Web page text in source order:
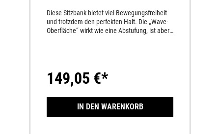
Diese Sitzbank bietet viel Bewegungsfreiheit
und trotzdem den perfekten Halt. Die „Wave-
Oberfläche“ wirkt wie eine Abstufung, ist aber
149,05 €*
IN DEN WARENKORB